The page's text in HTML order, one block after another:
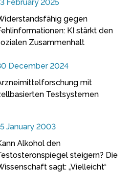
February 2025
gegen
KI stärkt den
Zusammenhalt
December 2024
mit
Testsystemen
January 2003
Alkohol den
steigern? Die
sagt: „Vielleicht“